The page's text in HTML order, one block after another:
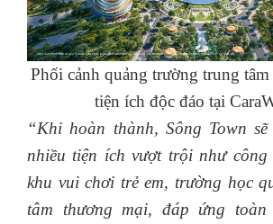
Phối cảnh quảng trường trung
tiện ích độc đáo tại
“Khi hoàn thành, Sông Town
nhiều tiện ích vượt trội như công
khu vui chơi trẻ em, trường học
tâm thương mại, đáp ứng